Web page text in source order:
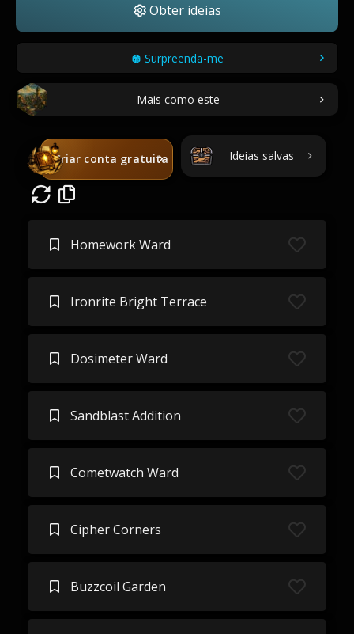
Obter ideias
Surpreenda-me
Mais como este
Criar conta gratuita Ideias salvas
Homework Ward
Ironrite Bright Terrace
Dosimeter Ward
Sandblast Addition
Cometwatch Ward
Cipher Corners
Buzzcoil Garden